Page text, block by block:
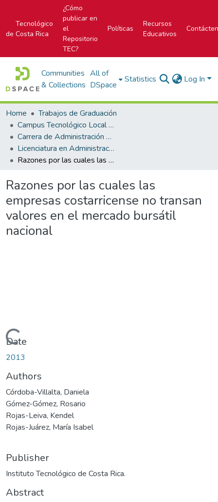
Tecnológico
de Costa Rica
¿Cómo
publicar en
el
Repositorio
TEC?
Políticas
Recursos
Educativos
Communities
& Collections
All of
DSpace
Statistics Log In
Home
Trabajos de Graduación
Campus Tecnológico Local San José
Carrera de Administración de Empresa
Licenciatura en Administración de Empresas
Razones por las cuales las empresas costarricense no transan valores en el mercado bursátil nacional
Razones por las cuales las
empresas costarricense no transan
valores en el mercado bursátil
nacional
Loading...
Date
2013
Authors
Córdoba-Villalta, Daniela
Gómez-Gómez, Rosario
Rojas-Leiva, Kendel
Rojas-Juárez, María Isabel
Publisher
Instituto Tecnológico de Costa Rica.
Abstract